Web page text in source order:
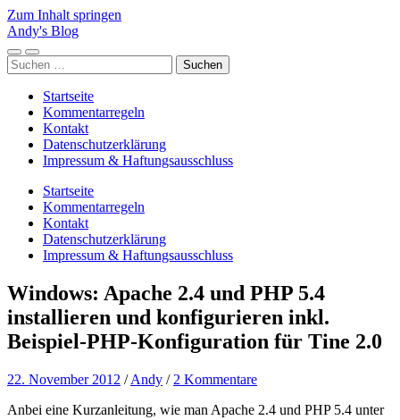
Zum Inhalt springen
Andy's Blog
Mobile-
Menü
Suchfeld
ein-/ausblenden
Suchen
nach:
Startseite
Kommentarregeln
Kontakt
Datenschutzerklärung
Impressum & Haftungsausschluss
Startseite
Kommentarregeln
Kontakt
Datenschutzerklärung
Impressum & Haftungsausschluss
Windows: Apache 2.4 und PHP 5.4
installieren und konfigurieren inkl.
Beispiel-PHP-Konfiguration für Tine 2.0
22. November 2012 /Andy / 2 Kommentare
Anbei eine Kurzanleitung, wie man Apache 2.4 und PHP 5.4 unter